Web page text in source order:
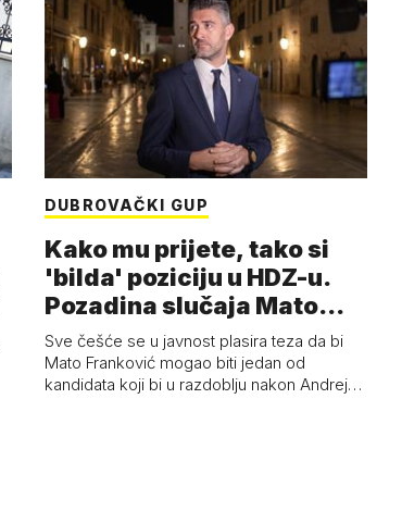
DUBROVAČKI GUP
Kako mu prijete, tako si
'bilda' poziciju u HDZ-u.
Pozadina slučaja Mato
Franko…
Sve češće se u javnost plasira teza da bi
Mato Franković mogao biti jedan od
kandidata koji bi u razdoblju nakon Andrej…